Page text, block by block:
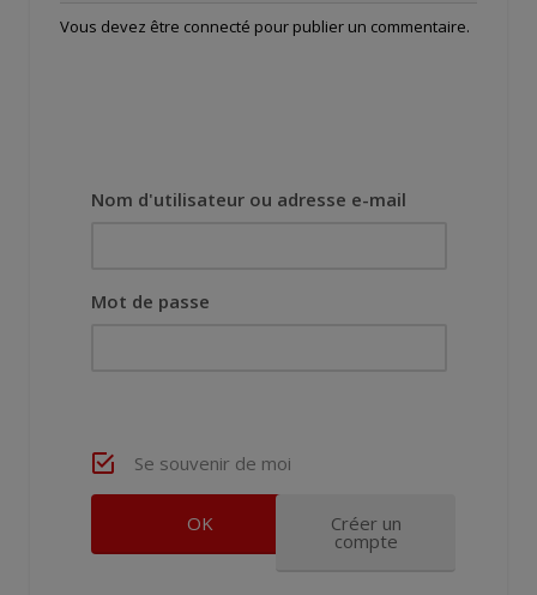
Vous devez être connecté pour publier un commentaire.
Nom d'utilisateur ou adresse e-mail
Mot de passe
Se souvenir de moi
Créer un
compte